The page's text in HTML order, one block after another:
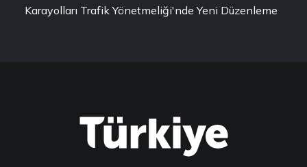
Karayolları Trafik Yönetmeliği'nde Yeni Düzenleme